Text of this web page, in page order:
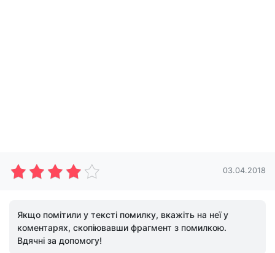
03.04.2018
Якщо помітили у тексті помилку, вкажіть на неї у
коментарях, скопіювавши фрагмент з помилкою.
Вдячні за допомогу!